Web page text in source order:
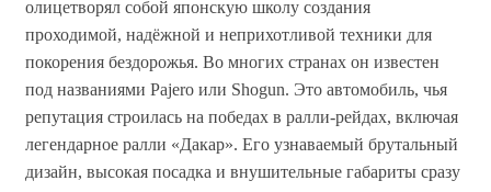
олицетворял собой японскую школу создания
проходимой, надёжной и неприхотливой техники для
покорения бездорожья. Во многих странах он известен
под названиями Pajero или Shogun. Это автомобиль, чья
репутация строилась на победах в ралли-рейдах, включая
легендарное ралли «Дакар». Его узнаваемый брутальный
дизайн, высокая посадка и внушительные габариты сразу